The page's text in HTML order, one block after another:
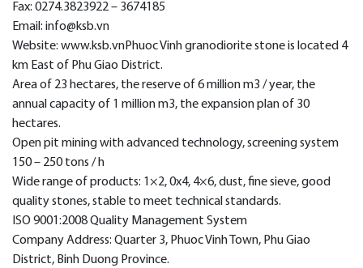
Fax: 0274.3823922 – 3674185
Email: info@ksb.vn
Website: www.ksb.vnPhuoc Vinh granodiorite stone is located 4
km East of Phu Giao District.
Area of ​​23 hectares, the reserve of 6 million m3 / year, the
annual capacity of 1 million m3, the expansion plan of 30
hectares.
Open pit mining with advanced technology, screening system
150 – 250 tons / h
Wide range of products: 1×2, 0x4, 4×6, dust, fine sieve, good
quality stones, stable to meet technical standards.
ISO 9001:2008 Quality Management System
Company Address: Quarter 3, Phuoc Vinh Town, Phu Giao
District, Binh Duong Province.